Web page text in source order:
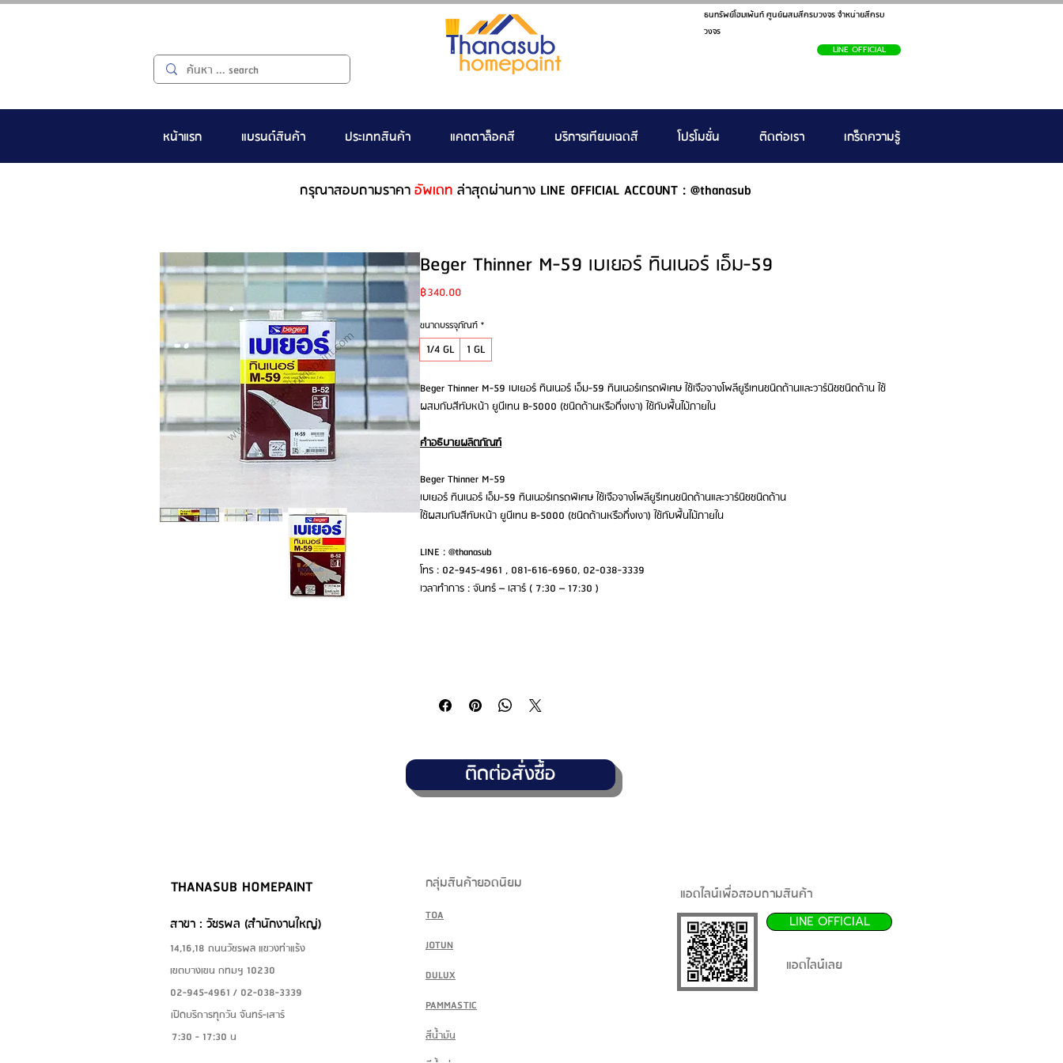
ธนทรัพย์โฮมเพ้นท์ ศูนย์ผสมสีครบวงจร จำหน่ายสีครบ
วงจร
LINE OFFICIAL
หน้าแรก แบรนด์สินค้า ประเภทสินค้า แคตตาล็อคสี บริการเทียบเฉดสี โปรโมชั่น ติดต่อเรา เกร็ดความรู้
กรุณาสอบถามราคาอัพเดท ล่าสุดผ่านทาง LINE OFFICIAL ACCOUNT : @thanasub
Beger Thinner M-59 เบเยอร์ ทินเนอร์ เอ็ม-59
฿340.00Price
ขนาดบรรจุภัณฑ์ *
1/4 GL 1 GL
Beger Thinner M-59 เบเยอร์ ทินเนอร์ เอ็ม-59 ทินเนอร์เกรดพิเศษ ใช้เจือจางโพลียูรีเทนชนิดด้านและวาร์นิชชนิดด้าน ใช้
ผสมกับสีทับหน้า ยูนีเทน B-5000 (ชนิดด้านหรือกึ่งเงา) ใช้กับพื้นไม้ภายใน
คำอธิบายผลิตภัณฑ์
Beger Thinner M-59
เบเยอร์ ทินเนอร์ เอ็ม-59 ทินเนอร์เกรดพิเศษ ใช้เจือจางโพลียูรีเทนชนิดด้านและวาร์นิชชนิดด้าน
ใช้ผสมกับสีทับหน้า ยูนีเทน B-5000 (ชนิดด้านหรือกึ่งเงา) ใช้กับพื้นไม้ภายใน
LINE : @thanasub
โทร : 02-945-4961 , 081-616-6960, 02-038-3339
เวลาทำการ : จันทร์ – เสาร์ ( 7:30 – 17:30 )
ติดต่อสั่งซื้อ
THANASUB HOMEPAINT
สาขา : วัชรพล (สำนักงานใหญ่)
14,16,18 ถนนวัชรพล แขวงท่าแร้ง
เขตบางเขน กทมฯ 10230
02-945-4961 / 02-038-3339
เปิดบริการทุกวัน จันทร์-เสาร์
7:30 - 17:30 น
กลุ่มสินค้ายอดนิยม
TOA
JOTUN
DULUX
PAMMASTIC
สีน้ำมัน
แอดไลน์เพื่อสอบถามสินค้า
LINE OFFICIAL
แอดไลน์เลย